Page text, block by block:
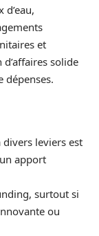
et
solide
dépenses.
leviers est
apport
surtout si
ou